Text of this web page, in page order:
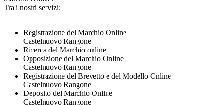
Tra i nostri servizi:
Registrazione del Marchio Online
Castelnuovo Rangone
Ricerca del Marchio online
Opposizione del Marchio Online
Castelnuovo Rangone
Registrazione del Brevetto e del Modello Online
Castelnuovo Rangone
Deposito del Marchio Online
Castelnuovo Rangone